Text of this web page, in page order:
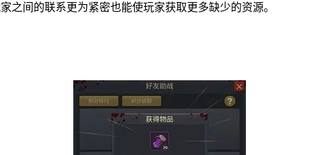
之间的联系更为紧密也能使玩家获取更多缺少的资源。